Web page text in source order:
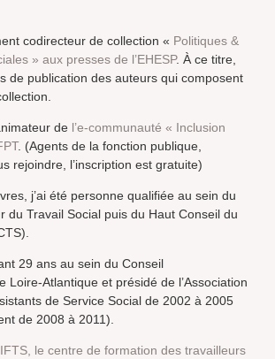
codirecteur de collection « Politiques &
» aux presses de l’EHESP. À ce titre,
de publication des auteurs qui composent
de l’e-communauté « Inclusion
. (Agents de la fonction publique,
rejoindre, l’inscription est gratuite)
j’ai été personne qualifiée au sein du
du Travail Social puis du Haut Conseil du
29 ans au sein du Conseil
Loire-Atlantique et présidé de l’Association
de Service Social de 2002 à 2005
de 2008 à 2011).
le centre de formation des travailleurs